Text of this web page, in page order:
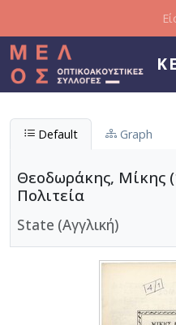
Default Graph
Θεοδωράκης, Μίκης
Πολιτεία
State (Αγγλική)